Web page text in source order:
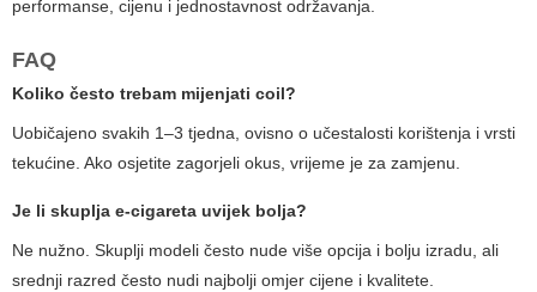
performanse, cijenu i jednostavnost održavanja.
FAQ
Koliko često trebam mijenjati coil?
Uobičajeno svakih 1–3 tjedna, ovisno o učestalosti korištenja i vrsti
tekućine. Ako osjetite zagorjeli okus, vrijeme je za zamjenu.
Je li skuplja e-cigareta uvijek bolja?
Ne nužno. Skuplji modeli često nude više opcija i bolju izradu, ali
srednji razred često nudi najbolji omjer cijene i kvalitete.